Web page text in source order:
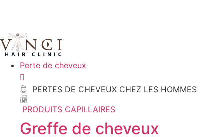
Perte de cheveux
PERTES DE CHEVEUX CHEZ LES HOMMES
PRODUITS CAPILLAIRES
Greffe de cheveux